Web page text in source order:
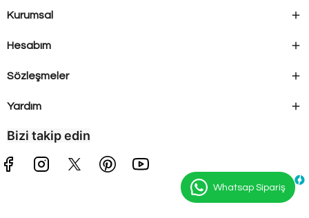
Kurumsal
Hesabım
Sözleşmeler
Yardım
Bizi takip edin
Whatsap Sipariş